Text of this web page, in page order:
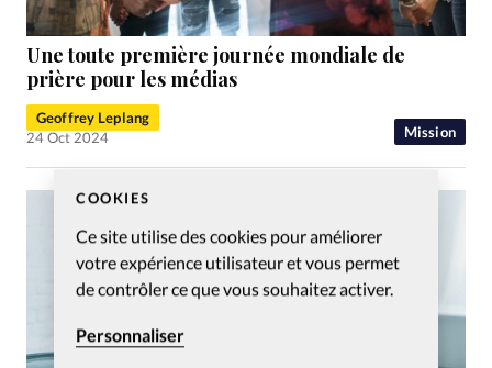
COOKIES
Ce site utilise des cookies pour améliorer
votre expérience utilisateur et vous permet
de contrôler ce que vous souhaitez activer.
Personnaliser
Mission
Une toute première journée mondiale de
prière pour les médias
Geoffrey Leplang
24 Oct 2024